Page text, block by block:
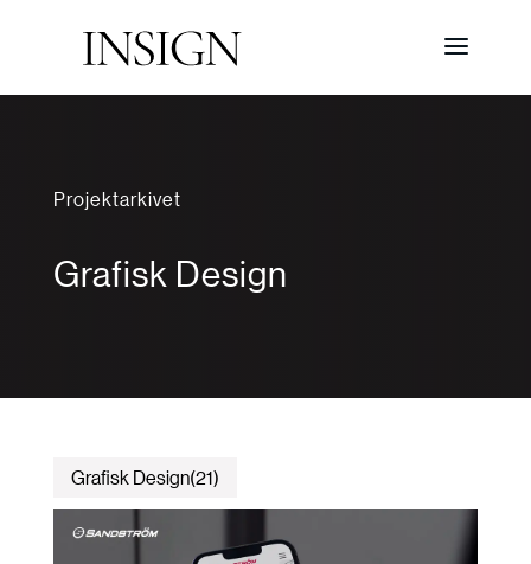
Projektarkivet
Grafisk Design
Grafisk Design 21